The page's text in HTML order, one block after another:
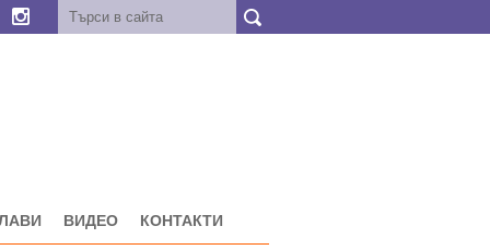
ВИДЕО КОНТАКТИ